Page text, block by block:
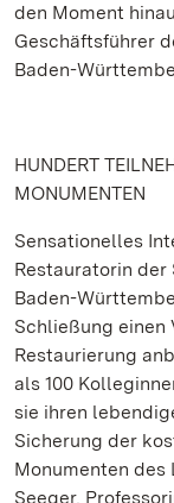
den Moment
Geschäftsführer
Baden-
HUNDERT
MONUMENTEN
Sensationelles
Restauratorin
Baden-
Schließung einen
Restaurierung
als 100
sie ihren
Sicherung der
Monumenten des
Seeger,